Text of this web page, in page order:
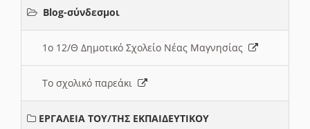
Blog-σύνδεσμοι
1ο 12/Θ Δημοτικό Σχολείο Νέας Μαγνησίας
Το σχολικό παρεάκι
ΕΡΓΑΛΕΙΑ ΤΟΥ/ΤΗΣ ΕΚΠΑΙΔΕΥΤΙΚΟΥ